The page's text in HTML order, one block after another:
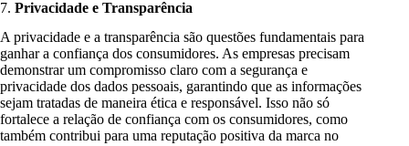
7. Privacidade e Transparência
A privacidade e a transparência são questões fundamentais para
ganhar a confiança dos consumidores. As empresas precisam
demonstrar um compromisso claro com a segurança e
privacidade dos dados pessoais, garantindo que as informações
sejam tratadas de maneira ética e responsável. Isso não só
fortalece a relação de confiança com os consumidores, como
também contribui para uma reputação positiva da marca no